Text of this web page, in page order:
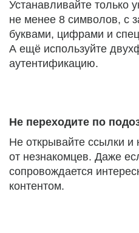
Устанавливайте только
не менее 8 символов, с
буквами, цифрами и
А ещё используйте
аутентификацию.
Не переходите по
Не открывайте ссылки
от незнакомцев. Даже
сопровождается
контентом.